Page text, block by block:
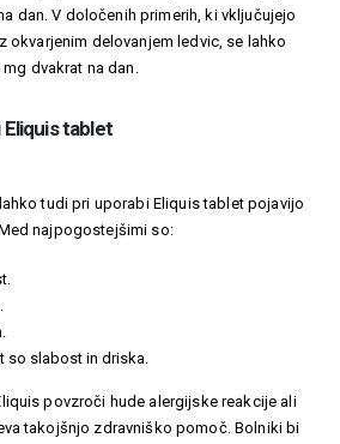
dan. V določenih primerih, ki vključujejo
okvarjenim delovanjem ledvic, se lahko
dvakrat na dan.
Eliquis tablet
tudi pri uporabi Eliquis tablet pojavijo
najpogostejšimi so:
so slabost in driska.
povzroči hude alergijske reakcije ali
takojšnjo zdravniško pomoč. Bolniki bi